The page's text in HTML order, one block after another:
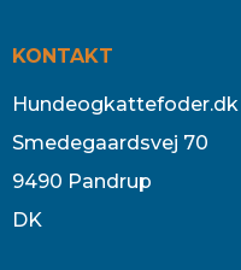
KONTAKT
Hundeogkattefoder.dk
Smedegaardsvej 70
9490 Pandrup
DK